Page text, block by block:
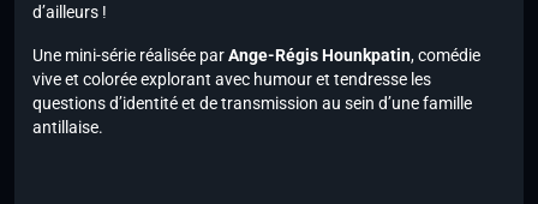
d’ailleurs !
Une mini-série réalisée parAnge-Régis Hounkpatin, comédie
vive et colorée explorant avec humour et tendresse les
questions d’identité et de transmission au sein d’une famille
antillaise.